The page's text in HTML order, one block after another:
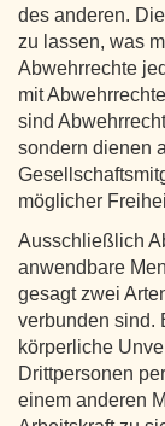
des anderen.
zu lassen, was
Abwehrrechte
mit
sind
sondern dienen
möglicher
Ausschließlich
anwendbare
gesagt zwei
verbunden sind.
körperliche
Drittpersonen
einem anderen